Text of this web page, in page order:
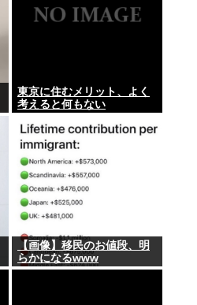
東京に住むメリット、よく
考えると何もない
【画像】移民のお値段、明
らかになるwww